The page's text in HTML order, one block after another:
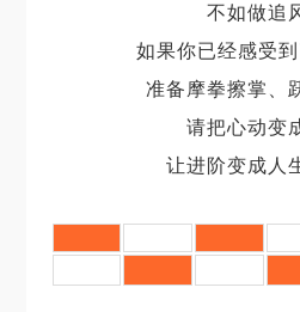
不如做追
如果你已经感受
准备摩拳擦掌、
请把心动变
让进阶变成人